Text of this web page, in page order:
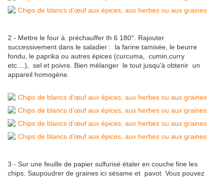
2 - Mettre le four à préchauffer th 6 180°. Rajouter
successivement dans le saladier : la farine tamisée, le beurre
fondu, le paprika ou autres épices (curcuma, cumin,curry
etc....), sel et poivre. Bien mélanger le tout jusqu'à obtenir un
appareil homogène.
3 - Sur une feuille de papier sulfurisé étaler en couche fine les
chips. Saupoudrer de graines ici sésame et pavot. Vous pouvez